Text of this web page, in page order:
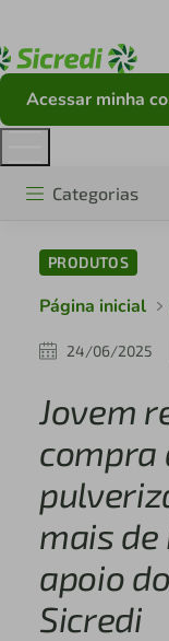
Acessar minha
Categorias
PRODUTOS
Página inicial
24/06/2025
Jovem
compra
mais de
apoio
Sicredi